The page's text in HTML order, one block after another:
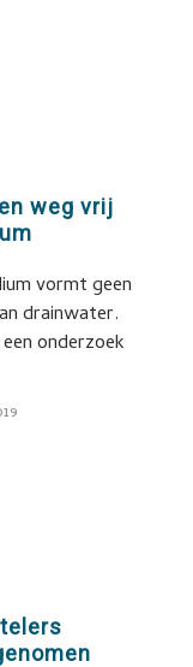
weg vrij
vormt geen
drainwater.
onderzoek